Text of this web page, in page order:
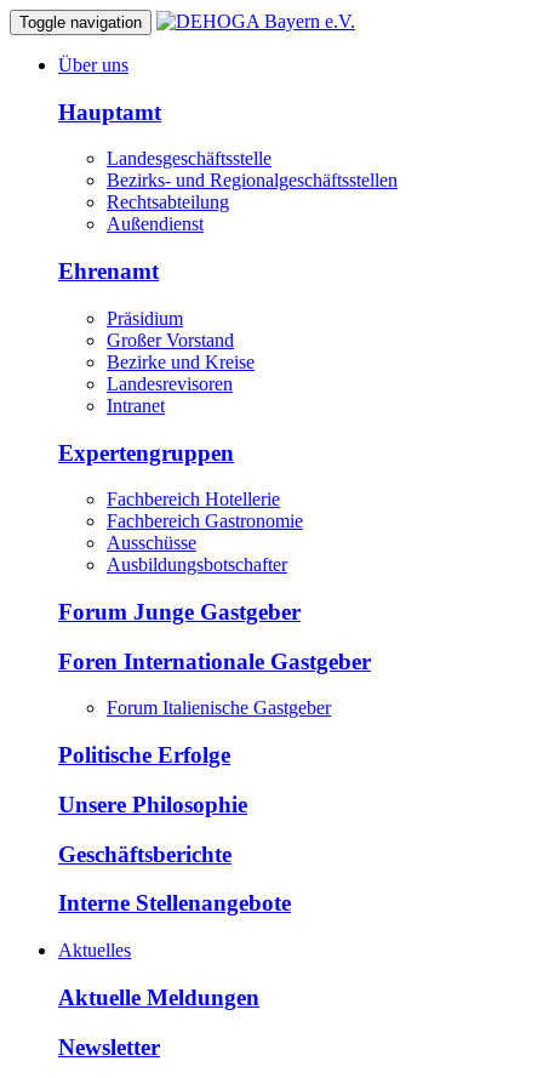
Toggle navigation
Über uns
Hauptamt
Landesgeschäftsstelle
Bezirks- und Regionalgeschäftsstellen
Rechtsabteilung
Außendienst
Ehrenamt
Präsidium
Großer Vorstand
Bezirke und Kreise
Landesrevisoren
Intranet
Expertengruppen
Fachbereich Hotellerie
Fachbereich Gastronomie
Ausschüsse
Ausbildungsbotschafter
Forum Junge Gastgeber
Foren Internationale Gastgeber
Forum Italienische Gastgeber
Politische Erfolge
Unsere Philosophie
Geschäftsberichte
Interne Stellenangebote
Aktuelles
Aktuelle Meldungen
Newsletter